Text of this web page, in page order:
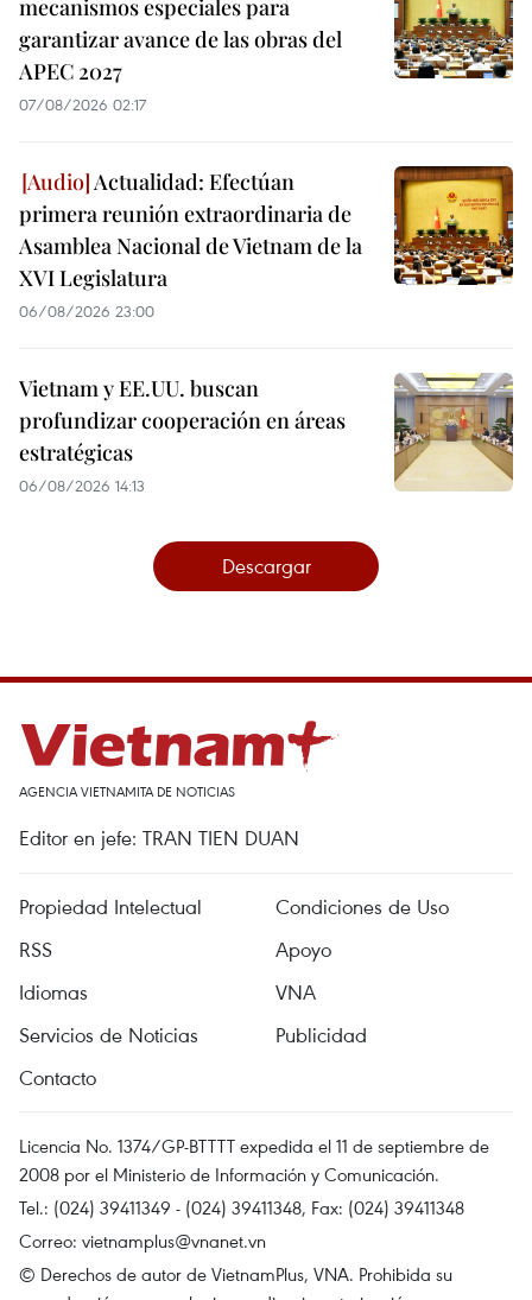
mecanismos especiales para
garantizar avance de las obras del
APEC 2027
07/08/2026 02:17
Actualidad: Efectúan
primera reunión extraordinaria de
Asamblea Nacional de Vietnam de la
XVI Legislatura
06/08/2026 23:00
Vietnam y EE.UU. buscan
profundizar cooperación en áreas
estratégicas
06/08/2026 14:13
Descargar
AGENCIA VIETNAMITA DE NOTICIAS
Editor en jefe: TRAN TIEN DUAN
Propiedad Intelectual
Condiciones de Uso
RSS
Apoyo
Idiomas
VNA
Servicios de Noticias
Publicidad
Contacto
Licencia No. 1374/GP-BTTTT expedida el 11 de septiembre de
2008 por el Ministerio de Información y Comunicación.
Tel.: (024) 39411349 - (024) 39411348, Fax: (024) 39411348
Correo: vietnamplus@vnanet.vn
© Derechos de autor de VietnamPlus, VNA. Prohibida su